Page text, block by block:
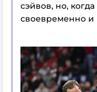
сэйвов, но,
своевременно и